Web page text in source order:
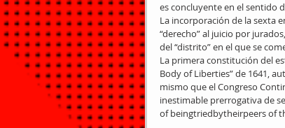
es concluyente en el sentido
La incorporación de la sexta
“derecho” al juicio por
del “distrito” en el que se
La primera constitución del
Body of Liberties” de 1641,
mismo que el Congreso
inestimable prerrogativa de
of beingtriedbytheirpeers of